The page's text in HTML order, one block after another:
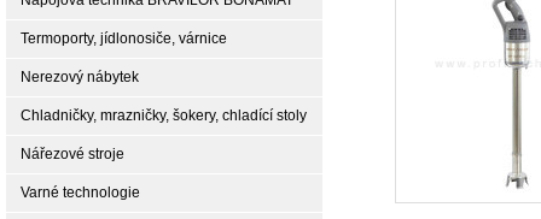
Termoporty, jídlonosiče, várnice
Nerezový nábytek
Chladničky, mrazničky, šokery, chladící stoly
Nářezové stroje
Varné technologie